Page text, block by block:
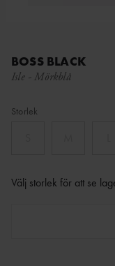
BOSS BLACK
Isle - Mörkblå
Storlek
Välj storlek för att se